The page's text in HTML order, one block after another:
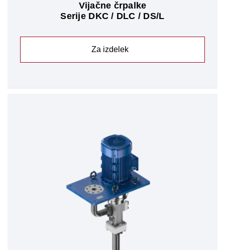
Vijačne črpalke
Serije DKC / DLC / DS/L
Za izdelek